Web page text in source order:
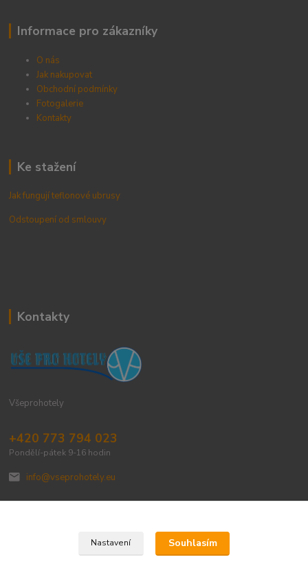
Informace pro zákazníky
O nás
Jak nakupovat
Obchodní podmínky
Fotogalerie
Kontakty
Ke stažení
Jak fungují teflonové ubrusy
Odstoupení od smlouvy
Kontakty
Všeprohotely
+420 773 794 023
Pondělí-pátek 9-16 hodin
info@vseprohotely.eu
Upravit sběr cookies.
Nastavení Souhlasím